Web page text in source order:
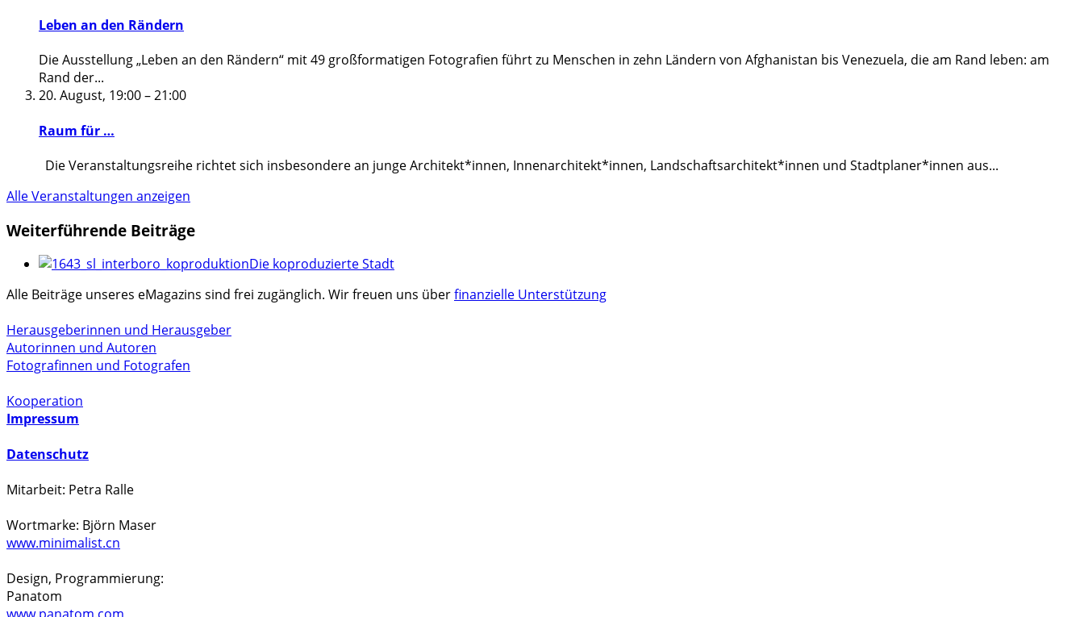
Leben an den Rändern
Die Ausstellung „Leben an den Rändern“ mit 49 großformatigen Fotografien führt zu Menschen in zehn Ländern von Afghanistan bis Venezuela, die am Rand leben: am
Rand der...
20. August, 19:00–21:00
Raum für …
Die Veranstaltungsreihe richtet sich insbesondere an junge Architekt*innen, Innenarchitekt*innen, Landschaftsarchitekt*innen und Stadtplaner*innen aus...
Alle Veranstaltungen anzeigen
Weiterführende Beiträge
Die koproduzierte Stadt
Alle Beiträge unseres eMagazins sind frei zugänglich. Wir freuen uns überfinanzielle Unterstützung
Herausgeberinnen und Herausgeber
Autorinnen und Autoren
Fotografinnen und Fotografen
Kooperation
Impressum
Datenschutz
Mitarbeit: Petra Ralle
Wortmarke: Björn Maser
www.minimalist.cn
Design, Programmierung:
Panatom